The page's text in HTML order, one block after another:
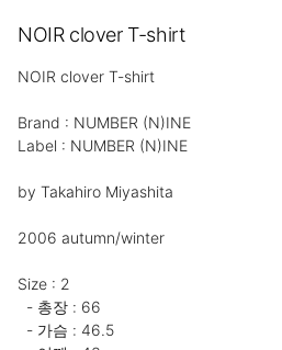
NOIR clover T-shirt
NOIR clover T-shirt
Brand : NUMBER (N)INE
Label : NUMBER (N)INE
by Takahiro Miyashita
2006 autumn/winter
Size : 2